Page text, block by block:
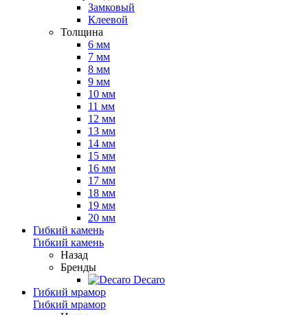
Замковый
Клеевой
Толщина
6 мм
7 мм
8 мм
9 мм
10 мм
11 мм
12 мм
13 мм
14 мм
15 мм
16 мм
17 мм
18 мм
19 мм
20 мм
Гибкий камень
Гибкий камень
Назад
Бренды
Decaro
Гибкий мрамор
Гибкий мрамор